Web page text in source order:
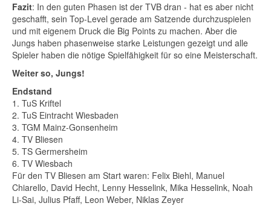
Fazit: In den guten Phasen ist der TVB dran - hat es aber nicht
geschafft, sein Top-Level gerade am Satzende durchzuspielen
und mit eigenem Druck die Big Points zu machen. Aber die
Jungs haben phasenweise starke Leistungen gezeigt und alle
Spieler haben die nötige Spielfähigkeit für so eine Meisterschaft.
Weiter so, Jungs!
Endstand
1. TuS Kriftel
2. TuS Eintracht Wiesbaden
3. TGM Mainz-Gonsenheim
4. TV Bliesen
5. TS Germersheim
6. TV Wiesbach
Für den TV Bliesen am Start waren: Felix Biehl, Manuel
Chiarello, David Hecht, Lenny Hesselink, Mika Hesselink, Noah
Li-Sai, Julius Pfaff, Leon Weber, Niklas Zeyer